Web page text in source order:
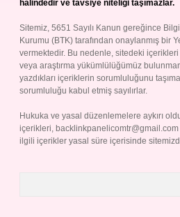
halindedir ve tavsiye niteliği taşımazlar.
Sitemiz, 5651 Sayılı Kanun gereğince
Kurumu (BTK) tarafından onaylanmış bir
vermektedir. Bu nedenle, sitedeki
veya araştırma yükümlülüğümüz
yazdıkları içeriklerin sorumluluğunu
sorumluluğu kabul etmiş sayılırlar.
Hukuka ve yasal düzenlemelere aykırı
içerikleri, backlinkpanelicomtr@gmail.com
ilgili içerikler yasal süre içerisinde